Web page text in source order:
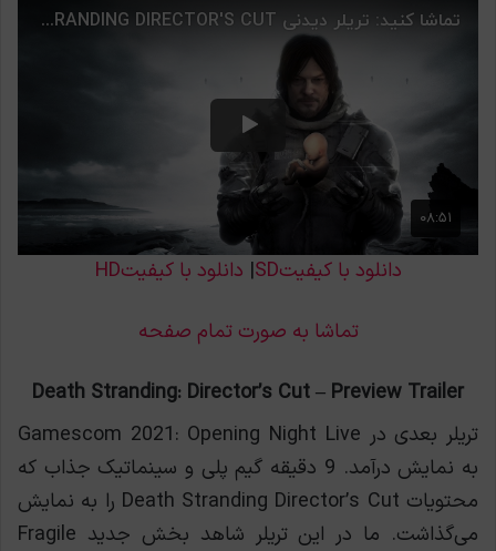
دانلود با کیفیتSD | دانلود با کیفیتHD
تماشا به صورت تمام صفحه
Death Stranding: Director’s Cut – Preview Trailer
تریلر بعدی در Gamescom 2021: Opening Night Live
به نمایش درآمد. 9 دقیقه گیم پلی و سینماتیک جذاب که
محتویات Death Stranding Director’s Cut را به نمایش
می‌گذاشت. ما در این تریلر شاهد بخش جدید Fragile